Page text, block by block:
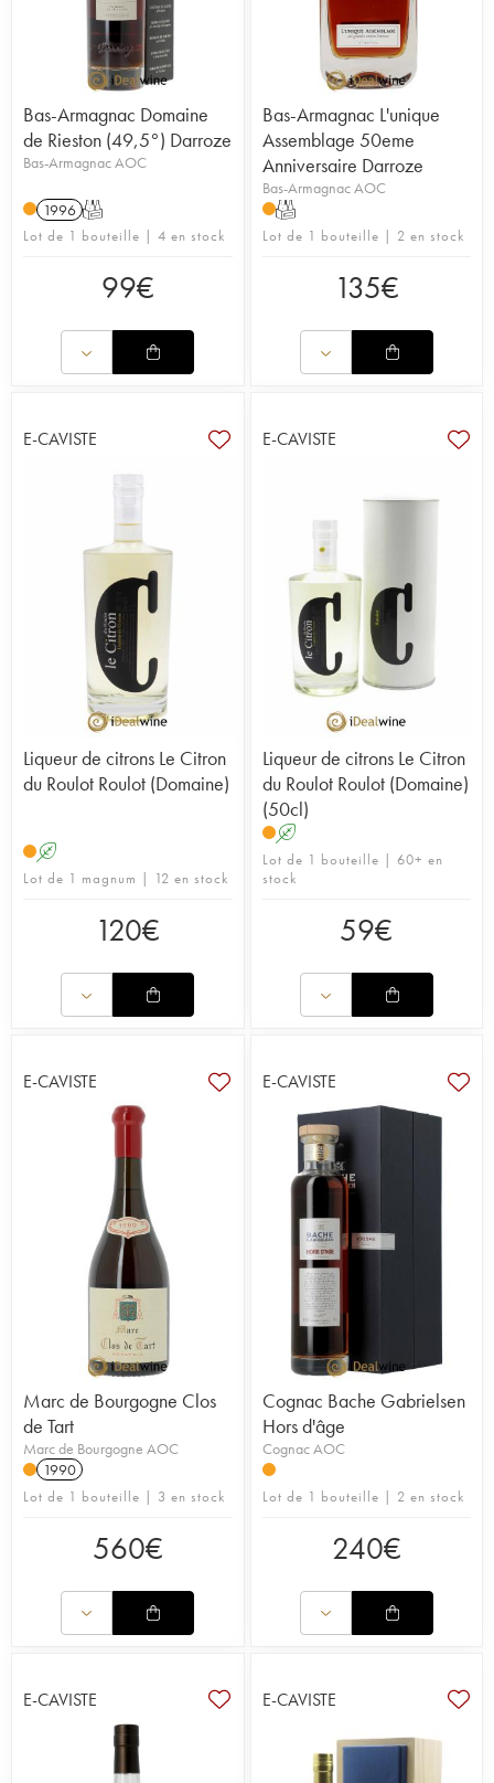
Bas-Armagnac Domaine
de Rieston (49,5°) Darroze
Bas-Armagnac AOC
1996 T
Lot de 1 bouteille | 4 en stock
99€
Bas-Armagnac L'unique
Assemblage 50eme
Anniversaire Darroze
Bas-Armagnac AOC
T
Lot de 1 bouteille | 2 en stock
135€
E-CAVISTE
Liqueur de citrons Le Citron
du Roulot Roulot (Domaine)
A
Lot de 1 magnum | 12 en stock
120€
E-CAVISTE
Liqueur de citrons Le Citron
du Roulot Roulot (Domaine)
(50cl)
A
Lot de 1 bouteille | 60+ en
stock
59€
E-CAVISTE
Marc de Bourgogne Clos
de Tart
Marc de Bourgogne AOC
1990
Lot de 1 bouteille | 3 en stock
560€
E-CAVISTE
Cognac Bache Gabrielsen
Hors d'âge
Cognac AOC
Lot de 1 bouteille | 2 en stock
240€
E-CAVISTE E-CAVISTE